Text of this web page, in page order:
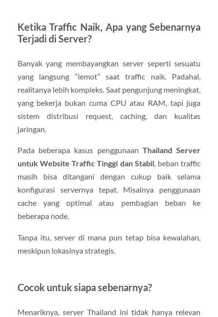
Ketika Traffic Naik, Apa yang Sebenarnya
Terjadi di Server?
Banyak yang membayangkan server seperti sesuatu
yang langsung “lemot” saat traffic naik. Padahal,
realitanya lebih kompleks. Saat pengunjung meningkat,
yang bekerja bukan cuma CPU atau RAM, tapi juga
sistem distribusi request, caching, dan kualitas
jaringan.
Pada beberapa kasus penggunaan Thailand Server
untuk Website Traffic Tinggi dan Stabil, beban traffic
masih bisa ditangani dengan cukup baik selama
konfigurasi servernya tepat. Misalnya penggunaan
cache yang optimal atau pembagian beban ke
beberapa node.
Tanpa itu, server di mana pun tetap bisa kewalahan,
meskipun lokasinya strategis.
Cocok untuk siapa sebenarnya?
Menariknya, server Thailand ini tidak hanya relevan